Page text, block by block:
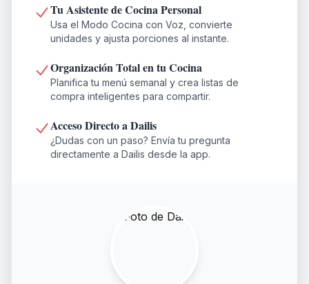
Tu Asistente de Cocina Personal
Usa el Modo Cocina con Voz, convierte
unidades y ajusta porciones al instante.
Organización Total en tu Cocina
Planifica tu menú semanal y crea listas de
compra inteligentes para compartir.
Acceso Directo a Dailis
¿Dudas con un paso? Envía tu pregunta
directamente a Dailis desde la app.